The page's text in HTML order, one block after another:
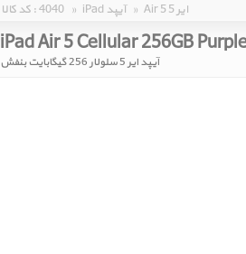
کد کالا : 4040 » iPad آیپد » Air 5 ایر 5
iPad Air 5 Cellular 256GB
آیپد ایر 5 سلولار 256 گیگابایت بنفش